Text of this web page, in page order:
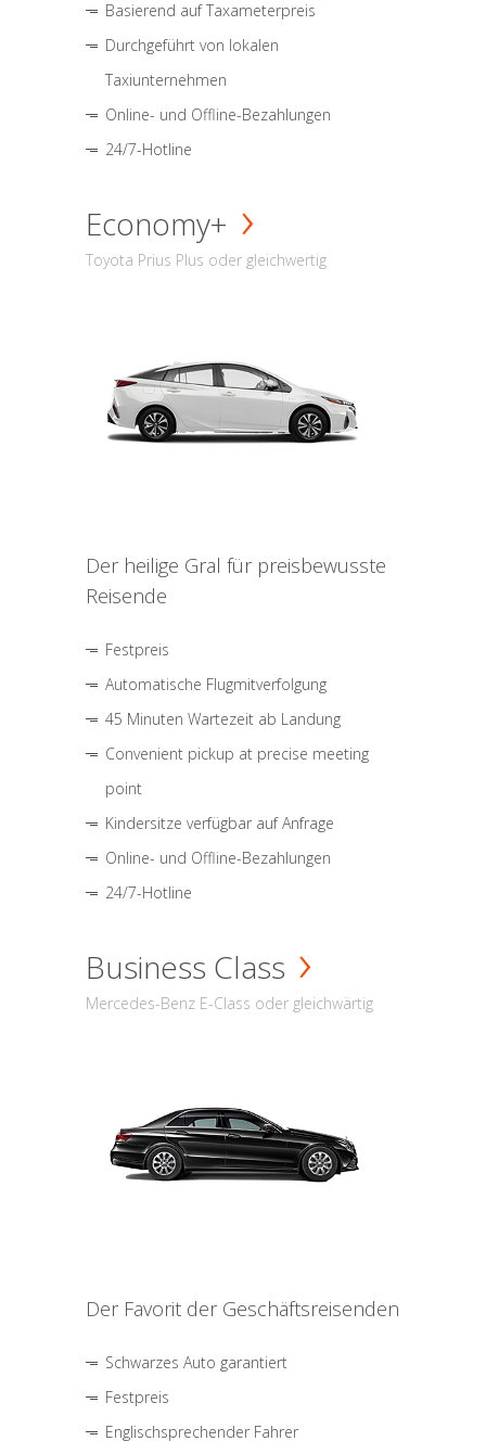
Basierend auf Taxameterpreis
Durchgeführt von lokalen
Taxiunternehmen
Online- und Offline-Bezahlungen
24/7-Hotline
Economy+
Toyota Prius Plus oder gleichwertig
Der heilige Gral für preisbewusste
Reisende
Festpreis
Automatische Flugmitverfolgung
45 Minuten Wartezeit ab Landung
Convenient pickup at precise meeting
point
Kindersitze verfügbar auf Anfrage
Online- und Offline-Bezahlungen
24/7-Hotline
Business Class
Mercedes-Benz E-Class oder gleichwärtig
Der Favorit der Geschäftsreisenden
Schwarzes Auto garantiert
Festpreis
Englischsprechender Fahrer